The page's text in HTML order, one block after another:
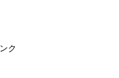
しょう！
現金
ク